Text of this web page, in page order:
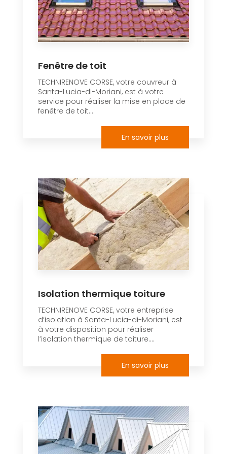
Fenêtre de toit
TECHNIRENOVE CORSE, votre couvreur à
Santa-Lucia-di-Moriani, est à votre
service pour réaliser la mise en place de
fenêtre de toit....
En savoir plus
Isolation thermique toiture
TECHNIRENOVE CORSE, votre entreprise
d’isolation à Santa-Lucia-di-Moriani, est
à votre disposition pour réaliser
l’isolation thermique de toiture....
En savoir plus